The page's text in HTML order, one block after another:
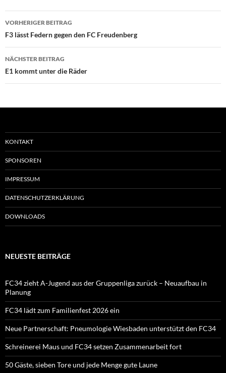
Beitragsnavigation
VORHERIGER BEITRAG
F3 lässt Federn gegen den FC Freudenberg
NÄCHSTER BEITRAG
E1 kommt unter die Räder
KONTAKT
SPONSOREN
IMPRESSUM
DATENSCHUTZERKLÄRUNG
DOWNLOADS
NEUESTE BEITRÄGE
FC34 zieht A-Jugend aus der Gruppenliga zurück – Neuaufbau in
Planung
FC34 lädt zum Familienfest 2026 ein
Neue Partnerschaft: Pneumologie Wiesbaden unterstützt den FC34
Schreinerei Maus und FC34 setzen Zusammenarbeit fort
50 Gäste, sieben Tore und jede Menge gute Laune